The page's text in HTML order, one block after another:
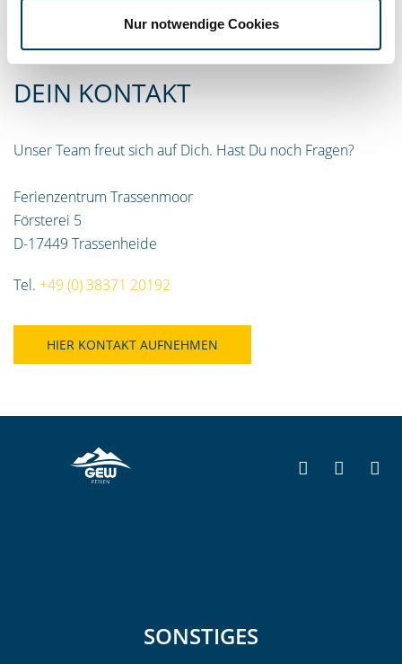
Nur notwendige Cookies
DEIN KONTAKT
Unser Team freut sich auf Dich. Hast Du noch Fragen?
Ferienzentrum Trassenmoor
Försterei 5
D-17449 Trassenheide
Tel. +49 (0) 38371 20192
HIER KONTAKT AUFNEHMEN
SONSTIGES